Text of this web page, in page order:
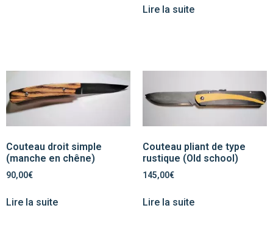
Lire la suite
Couteau droit simple
(manche en chêne)
90,00€
Lire la suite
Couteau pliant de type
rustique (Old school)
145,00€
Lire la suite